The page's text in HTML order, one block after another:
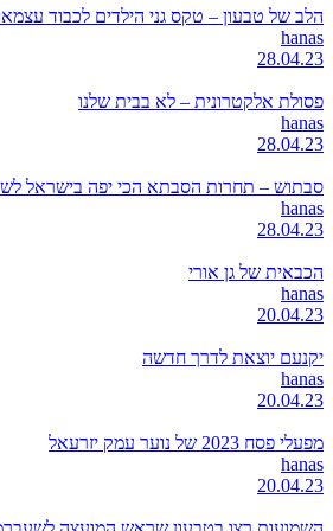
הלב של טבעון – טקס גני הילדים לכבוד עצמאות 75 זכה להצלחה רבה גם
hanas
28.04.23
פסולת אלקטרונית – לא בבית שלנו
hanas
28.04.23
סבתוש – תחרות הסבתא הכי יפה בישראל לשנת
hanas
28.04.23
הכבאית של גן אורי
hanas
20.04.23
יקנעם יוצאת לדרך חדשה
hanas
20.04.23
מפעלי פסח 2023 של נוער עמק יזרעאל
hanas
20.04.23